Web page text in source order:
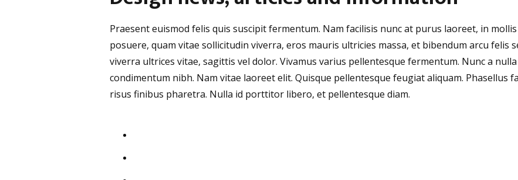
Praesent euismod felis quis suscipit fermentum. Nam facilisis nunc at purus laoreet, in
posuere, quam vitae sollicitudin viverra, eros mauris ultricies massa, et bibendum arcu felis
viverra ultrices vitae, sagittis vel dolor. Vivamus varius pellentesque fermentum. Nunc a
condimentum nibh. Nam vitae laoreet elit. Quisque pellentesque feugiat aliquam. Phasellus
risus finibus pharetra. Nulla id porttitor libero, et pellentesque diam.